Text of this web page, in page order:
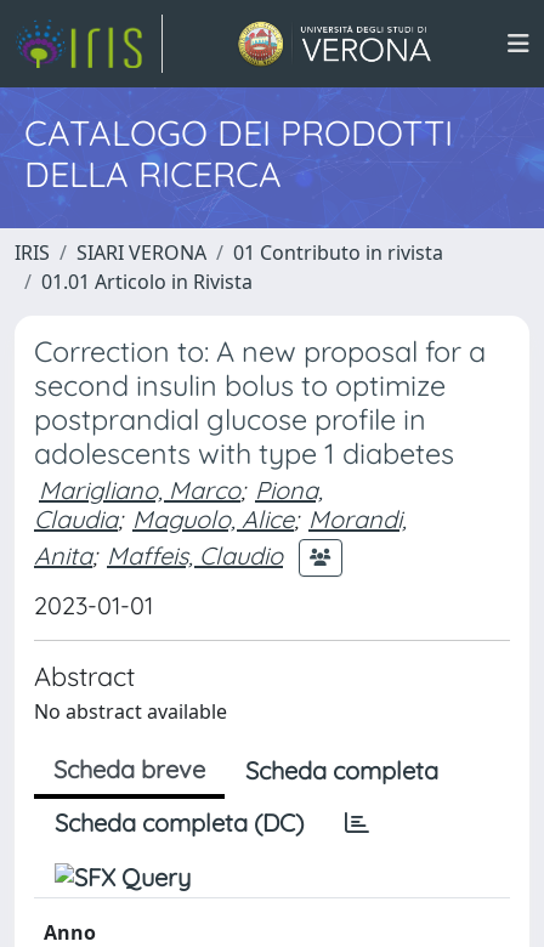
CATALOGO DEI PRODOTTI
DELLA RICERCA
IRIS SIARI VERONA
01 Contributo in rivista
01.01 Articolo in Rivista
Correction to: A new proposal for a
second insulin bolus to optimize
postprandial glucose profile in
adolescents with type 1 diabetes
Marigliano, Marco; Piona,
Claudia; Maguolo, Alice; Morandi,
Anita; Maffeis, Claudio
2023-01-01
Abstract
No abstract available
Scheda breve
Scheda completa
Scheda completa (DC)
Anno